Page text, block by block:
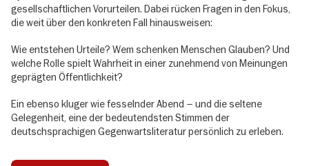
gesellschaftlichen Vorurteilen. Dabei rücken Fragen in den Fokus,
die weit über den konkreten Fall hinausweisen:
Wie entstehen Urteile? Wem schenken Menschen Glauben? Und
welche Rolle spielt Wahrheit in einer zunehmend von Meinungen
geprägten Öffentlichkeit?
Ein ebenso kluger wie fesselnder Abend – und die seltene
Gelegenheit, eine der bedeutendsten Stimmen der
deutschsprachigen Gegenwartsliteratur persönlich zu erleben.